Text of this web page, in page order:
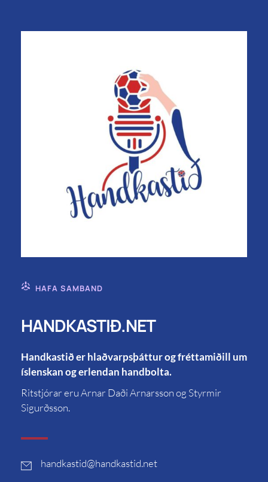
HAFA SAMBAND
HANDKASTIÐ.NET
Handkastið er hlaðvarpsþáttur og fréttamiðill um
íslenskan og erlendan handbolta.
Ritstjórar eru Arnar Daði Arnarsson og Styrmir
Sigurðsson.
handkastid@handkastid.net